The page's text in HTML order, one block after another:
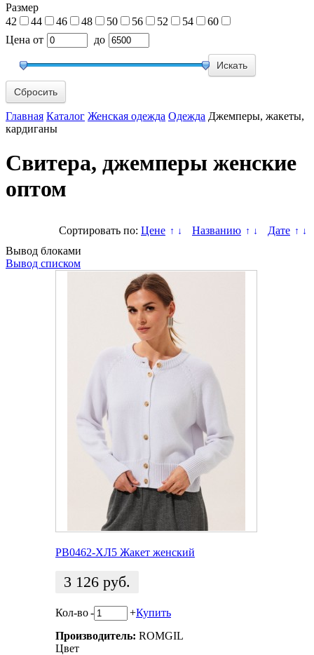
Размер
42
44 46 48 50 56 52 54
60
Цена от до
Сбросить
Главная Каталог Женская одежда Одежда Джемперы, жакеты,
кардиганы
Свитера, джемперы женские
оптом
Сортировать по: Цене ↑ ↓ Названию ↑ ↓ Дате ↑ ↓
Вывод блоками
Вывод списком
РВ0462-ХЛ5 Жакет женский
3 126 руб.
Кол-во- +Купить
Производитель: ROMGIL
Цвет